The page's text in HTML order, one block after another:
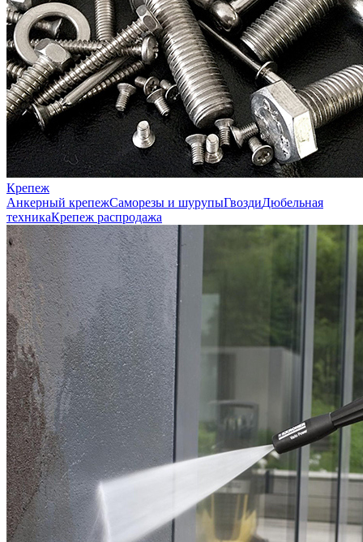
Крепеж
Анкерный крепежСаморезы и шурупыГвоздиДюбельная
техникаКрепеж распродажа